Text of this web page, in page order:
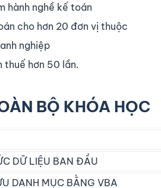
hành nghề kế toán
cho hơn 20 đơn vị thuộc
nghiệp
thuế hơn 50 lần.
BỘ KHÓA HỌC
DỮ LIỆU BAN ĐẦU
DANH MỤC BẰNG VBA